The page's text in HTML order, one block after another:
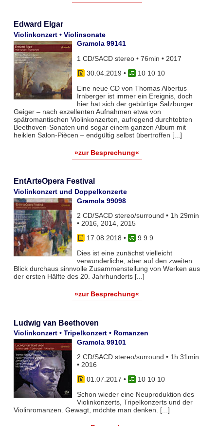
Edward Elgar
Violinkonzert • Violinsonate
Gramola 99141
1 CD/SACD stereo • 76min • 2017
30.04.2019 •
10 10 10
Eine neue CD von Thomas Albertus
Irnberger ist immer ein Ereignis, doch
hier hat sich der gebürtige Salzburger
Geiger – nach exzellenten Aufnahmen etwa von
spätromantischen Violinkonzerten, aufregend durchtobten
Beethoven-Sonaten und sogar einem ganzen Album mit
heiklen Salon-Piècen – endgültig selbst übertroffen [...]
»zur Besprechung«
EntArteOpera Festival
Violinkonzert und Doppelkonzerte
Gramola 99098
2 CD/SACD stereo/surround • 1h 29min
• 2016, 2014, 2015
17.08.2018 •
9 9 9
Dies ist eine zunächst vielleicht
verwunderliche, aber auf den zweiten
Blick durchaus sinnvolle Zusammenstellung von Werken aus
der ersten Hälfte des 20. Jahrhunderts [...]
»zur Besprechung«
Ludwig van Beethoven
Violinkonzert • Tripelkonzert • Romanzen
Gramola 99101
2 CD/SACD stereo/surround • 1h 31min
• 2016
01.07.2017 •
10 10 10
Schon wieder eine Neuproduktion des
Violinkonzerts, Tripelkonzerts und der
Violinromanzen. Gewagt, möchte man denken. [...]